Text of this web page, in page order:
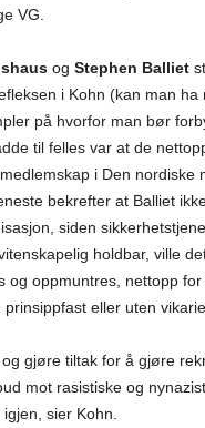
VG.
og Stephen Balliet
i Kohn (kan man
på hvorfor man bør
til felles var at de
i Den nordiske
bekrefter at Balliet
siden
holdbar, ville
og oppmuntres, nettopp
prinsippfast eller uten
gjøre tiltak for å gjøre
mot rasistiske og
sier Kohn.